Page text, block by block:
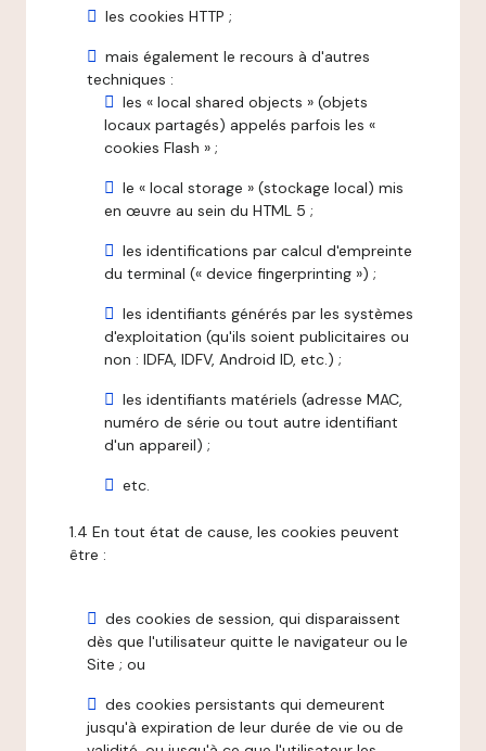
les cookies HTTP ;
mais également le recours à d'autres
techniques :
les « local shared objects » (objets
locaux partagés) appelés parfois les «
cookies Flash » ;
le « local storage » (stockage local) mis
en œuvre au sein du HTML 5 ;
les identifications par calcul d'empreinte
du terminal (« device fingerprinting ») ;
les identifiants générés par les systèmes
d'exploitation (qu'ils soient publicitaires ou
non : IDFA, IDFV, Android ID, etc.) ;
les identifiants matériels (adresse MAC,
numéro de série ou tout autre identifiant
d'un appareil) ;
etc.
1.4 En tout état de cause, les cookies peuvent
être :
des cookies de session, qui disparaissent
dès que l'utilisateur quitte le navigateur ou le
Site ; ou
des cookies persistants qui demeurent
jusqu'à expiration de leur durée de vie ou de